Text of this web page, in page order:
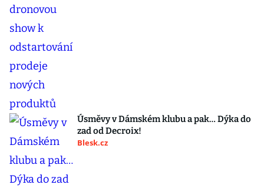
Úsměvy v Dámském klubu a pak… Dýka do
zad od Decroix!
Blesk.cz